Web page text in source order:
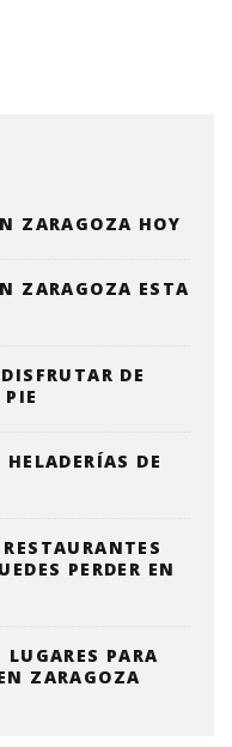
ZARAGOZA HOY
ZARAGOZA ESTA
DE
HELADERÍAS DE
PERDER EN
LUGARES PARA
ZARAGOZA